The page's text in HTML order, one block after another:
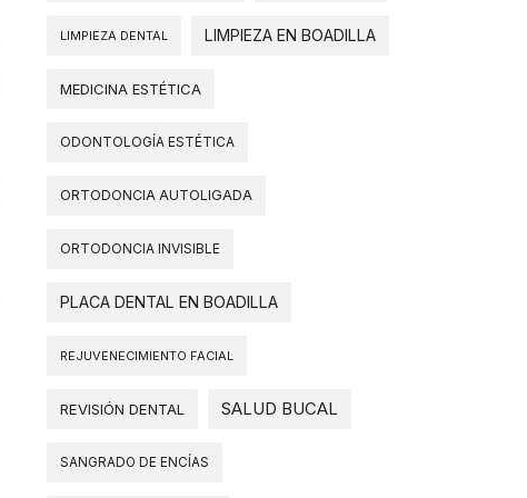
LIMPIEZA DENTAL LIMPIEZA EN BOADILLA
MEDICINA ESTÉTICA
ODONTOLOGÍA ESTÉTICA
ORTODONCIA AUTOLIGADA
ORTODONCIA INVISIBLE
PLACA DENTAL EN BOADILLA
REJUVENECIMIENTO FACIAL
REVISIÓN DENTAL SALUD BUCAL
SANGRADO DE ENCÍAS